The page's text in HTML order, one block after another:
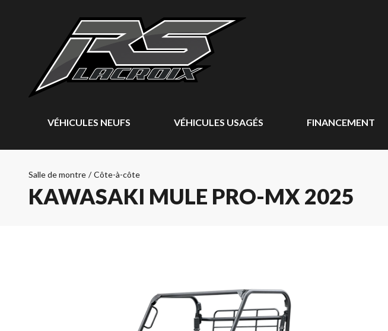
VÉHICULES NEUFS VÉHICULES USAGÉS FINANCEMENT
Salle de montre / Côte-à-côte
KAWASAKI MULE PRO-MX 2025